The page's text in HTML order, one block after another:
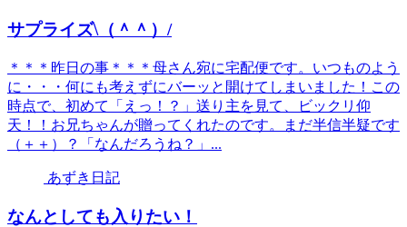
サプライズ\（＾＾）/
＊＊＊昨日の事＊＊＊母さん宛に宅配便です。いつものよう
に・・・何にも考えずにバーッと開けてしまいました！この
時点で、初めて「えっ！？」送り主を見て、ビックリ仰
天！！お兄ちゃんが贈ってくれたのです。まだ半信半疑です
（＋＋）？「なんだろうね？」...
あずき日記
なんとしても入りたい！